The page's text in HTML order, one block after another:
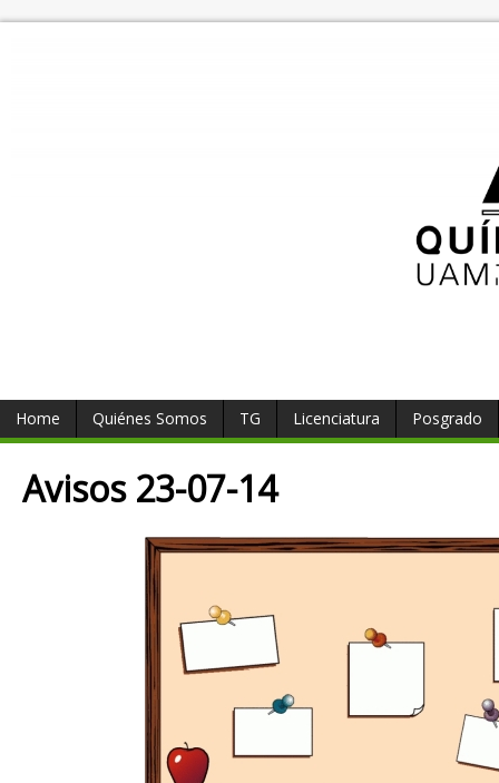
Home Quiénes Somos TG Licenciatura Posgrado
Avisos 23-07-14